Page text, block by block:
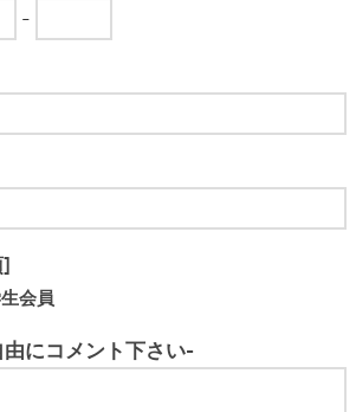
-
会員
にコメント下さい-